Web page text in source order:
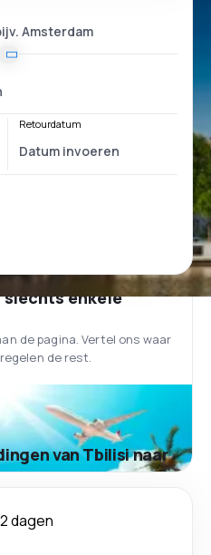
Retourdatum
enkele
de pagina. Vertel ons waar
de rest.
van Tbilisi naar
dagen